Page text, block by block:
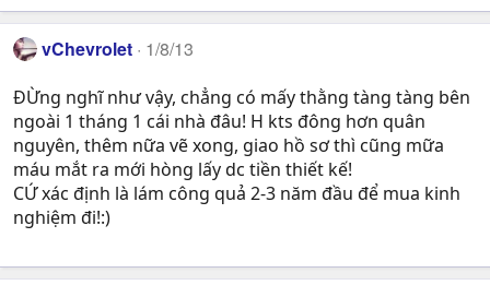
vChevrolet 1/8/13
ĐỪng nghĩ như vậy, chẳng có mấy thằng tàng tàng bên
ngoài 1 tháng 1 cái nhà đâu! H kts đông hơn quân
nguyên, thêm nữa vẽ xong, giao hồ sơ thì cũng mữa
máu mắt ra mới hòng lấy dc tiền thiết kế!
CỨ xác định là lám công quả 2-3 năm đầu để mua kinh
nghiệm đi!:)